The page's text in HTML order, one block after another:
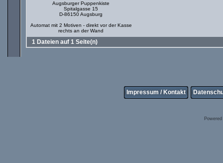
Augsburger Puppenkiste
Spitalgasse 15
D-86150 Augsburg
Automat mit 2 Motiven - direkt vor der Kasse
rechts an der Wand
1 Dateien auf 1 Seite(n)
Impressum / Kontakt